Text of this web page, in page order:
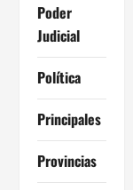
Poder
Judicial
Política
Principales
Provincias